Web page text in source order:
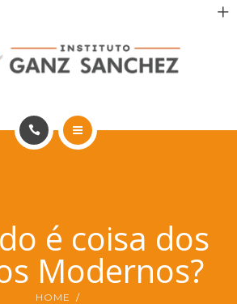
é coisa dos
Modernos?
HOME